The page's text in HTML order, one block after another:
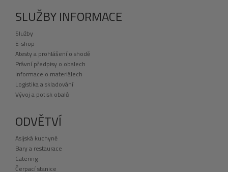
SLUŽBY INFORMACE
Služby
E-shop
Atesty a prohlášení o shodě
Právní předpisy o obalech
Informace o materiálech
Logistika a skladování
Vývoj a potisk obalů
ODVĚTVÍ
Asijská kuchyně
Bary a restaurace
Catering
Čerpací stanice